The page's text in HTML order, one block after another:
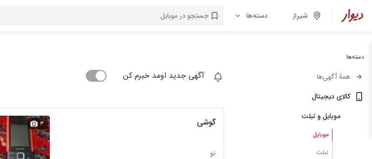
شیراز دسته‌ها
دسته‌ها
همهٔ آگهی‌ها
کالای دیجیتال
موبایل و تبلت
موبایل
تبلت
آگهی جدید اومد خبرم کن
گوشی
نو
۳